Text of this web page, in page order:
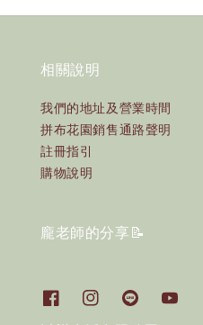
相關說明
我們的地址及營業時間
拼布花園銷售通路聲明
註冊指引
購物說明
龐老師的分享📝